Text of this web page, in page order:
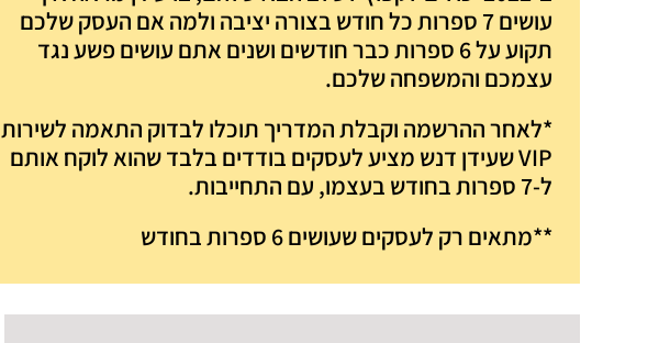
עושים 7 ספרות כל חודש בצורה יציבה ולמה אם העסק שלכם
תקוע על 6 ספרות כבר חודשים ושנים אתם עושים פשע נגד
עצמכם והמשפחה שלכם.
*לאחר ההרשמה וקבלת המדריך תוכלו לבדוק התאמה לשירות
VIPשעידן דנש מציע לעסקים בודדים בלבד שהוא לוקח אותם
ל-7 ספרות בחודש בעצמו, עם התחייבות.
**מתאים רק לעסקים שעושים 6 ספרות בחודש